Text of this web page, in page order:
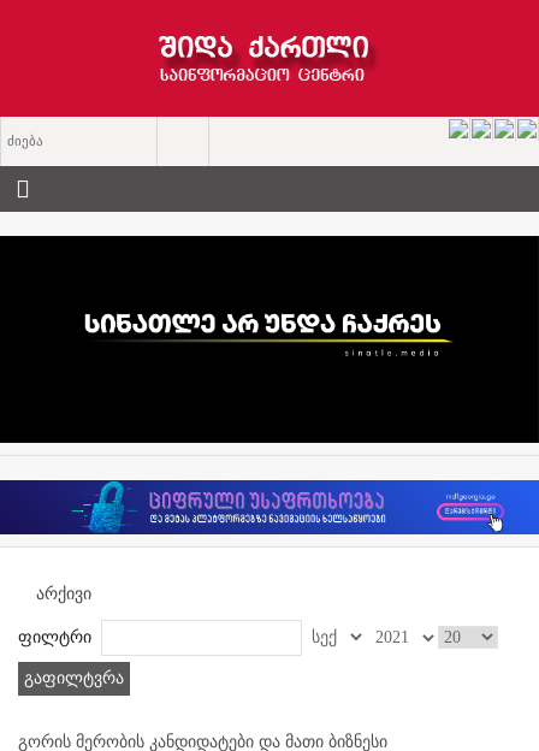
არქივი
ფილტრი
გაფილტვრა
გორის მერობის კანდიდატები და მათი ბიზნესი